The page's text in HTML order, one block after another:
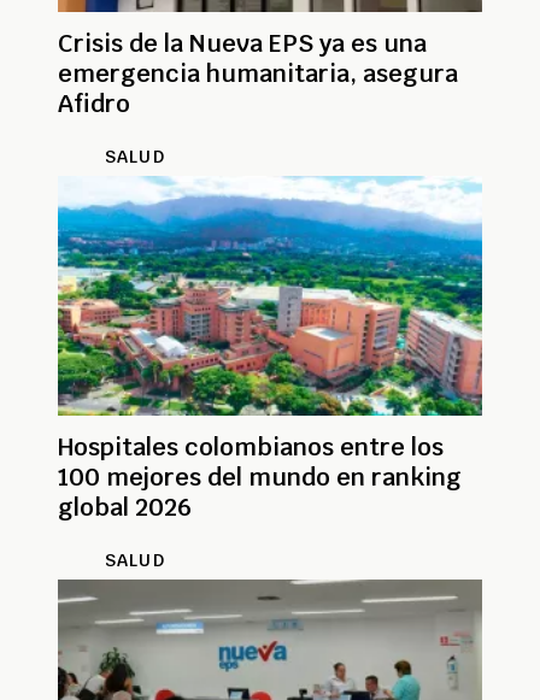
Crisis de la Nueva EPS ya es una
emergencia humanitaria, asegura
Afidro
SALUD
Hospitales colombianos entre los
100 mejores del mundo en ranking
global 2026
SALUD